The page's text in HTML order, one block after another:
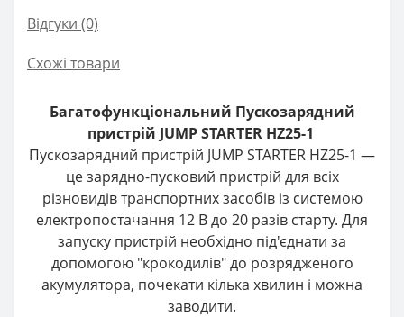
Відгуки (0)
Схожі товари
Багатофункціональний Пускозарядний
пристрій JUMP STARTER HZ25-1
Пускозарядний пристрій JUMP STARTER HZ25-1 —
це зарядно-пусковий пристрій для всіх
різновидів транспортних засобів із системою
електропостачання 12 В до 20 разів старту. Для
запуску пристрій необхідно під'єднати за
допомогою "крокодилів" до розрядженого
акумулятора, почекати кілька хвилин і можна
заводити.